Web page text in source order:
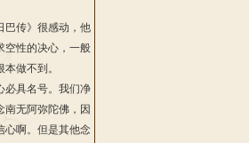
巴传》很感动，他
空性的决心，一般
做不到。
必具名号。我们净
南无阿弥陀佛，因
心啊。但是其他念